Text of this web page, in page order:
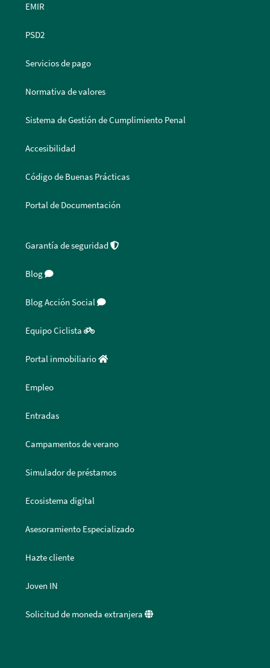
EMIR
PSD2
Servicios de pago
Normativa de valores
Sistema de Gestión de Cumplimiento Penal
Accesibilidad
Código de Buenas Prácticas
Portal de Documentación
Garantía de seguridad
Blog
Blog Acción Social
Equipo Ciclista
Portal inmobiliario
Empleo
Entradas
Campamentos de verano
Simulador de préstamos
Ecosistema digital
Asesoramiento Especializado
Hazte cliente
Joven IN
Solicitud de moneda extranjera